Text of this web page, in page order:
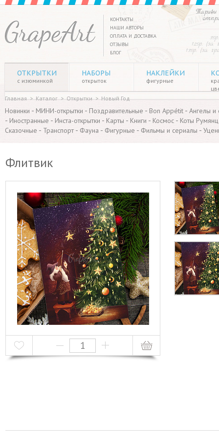
Тарифы
125р. (за
135р. (за
КОНТАКТЫ
НАШИ АВТОРЫ
ОПЛАТА И ДОСТАВКА
ОТЗЫВЫ
БЛОГ
ОТКРЫТКИ
с изюминкой
НАБОРЫ
открыток
НАКЛЕЙКИ
фигурные
Главная > Каталог > Открытки > Новый Год
Новинки - МИНИ-открытки - Поздравительные - Bon Appétit - Ангелы
- Иностранные - Инста-открытки - Карты - Книги - Космос - Коты
Сказочные - Транспорт - Фауна - Фигурные - Фильмы и сериалы -
Флитвик